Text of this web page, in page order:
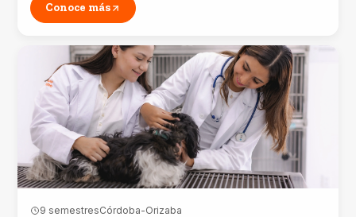
Conoce más
9 semestresCórdoba-Orizaba